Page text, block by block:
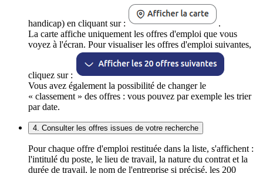
handicap) en cliquant sur :
.
La carte affiche uniquement les offres d'emploi que vous
voyez à l'écran. Pour visualiser les offres d'emploi suivantes,
cliquez sur :
Vous avez également la possibilité de changer le
« classement » des offres : vous pouvez par exemple les trier
par date.
4. Consulter les offres issues de votre recherche
Pour chaque offre d'emploi restituée dans la liste, s'affichent :
l'intitulé du poste, le lieu de travail, la nature du contrat et la
durée de travail, le nom de l'entreprise si précisé, les 200